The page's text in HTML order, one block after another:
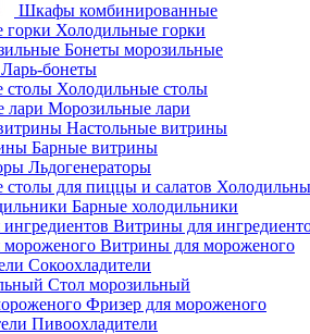
Шкафы комбинированные
Холодильные горки
Бонеты морозильные
Ларь-бонеты
Холодильные столы
Морозильные лари
Настольные витрины
Барные витрины
Льдогенераторы
Барные холодильники
Витрины для
Витрины для мороженого
Сокоохладители
Стол морозильный
Фризер для мороженого
Пивоохладители